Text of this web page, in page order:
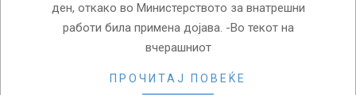
ден, откако во Министерството за внатрешни
работи била примена дојава. -Во текот на
вчерашниот
ПРОЧИТАЈ ПОВЕЌЕ